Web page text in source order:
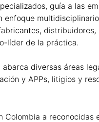
guía a las
enfoque
líder de la práctica.
diversas áreas
y APPs, litigios y
Colombia a